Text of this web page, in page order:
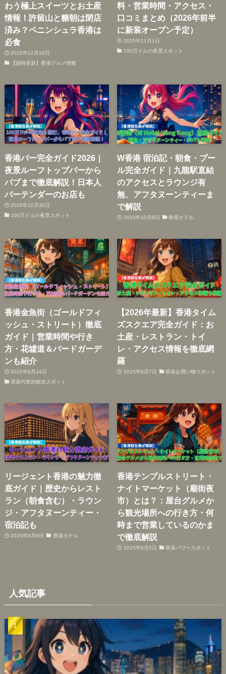
わう極上スイーツとお土産
情報！許留山と糖朝は閉店
済み？ペニンシュラ香港は
必食
2025年12月16日
【随時更新】香港グルメ情報
料・営業時間・アクセス・
口コミまとめ（2026年前半
に新装オープン予定）
2025年11月1日
100万ドルの夜景スポット
香港バー完全ガイド2026｜
夜景ルーフトップバーから
パブまで徹底解説！日本人
バーテンダーのお店も
2025年10月30日
100万ドルの夜景スポット
W香港 宿泊記・朝食・プー
ル完全ガイド｜九龍駅直結
のアクセスとラウンジ有
無、アフタヌーンティーま
で解説
2025年10月8日 香港ホテル
香港金魚街（ゴールドフィ
ッシュ・ストリート）徹底
ガイド｜営業時間や行き
方・花墟道＆バードガーデ
ンも紹介
2025年9月24日
香港代表的観光スポット
【2026年最新】香港タイム
ズスクエア完全ガイド：お
土産・レストラン・トイ
レ・アクセス情報を徹底網
羅
2025年9月7日 香港お買い物スポット
リージェント香港の魅力徹
底ガイド｜歴史からレスト
ラン（朝食含む）・ラウン
ジ・アフタヌーンティー・
宿泊記も
2025年9月6日 香港ホテル
香港テンプルストリート・
ナイトマーケット（廟街夜
市）とは？：屋台グルメか
ら観光場所への行き方・何
時まで営業しているのかま
で徹底解説
2025年9月5日 香港パワースポット
人気記事